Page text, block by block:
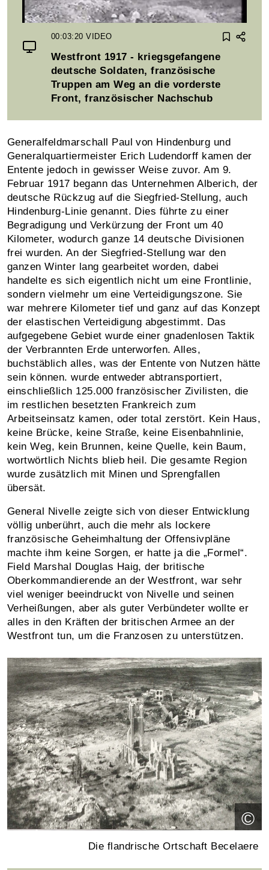
00:03:20VIDEO
Westfront 1917 - kriegsgefangene
deutsche Soldaten, französische
Truppen am Weg an die vorderste
Front, französischer Nachschub
Generalfeldmarschall Paul von Hindenburg und
Generalquartiermeister Erich Ludendorff kamen der
Entente jedoch in gewisser Weise zuvor. Am 9.
Februar 1917 begann das Unternehmen Alberich, der
deutsche Rückzug auf die Siegfried-Stellung, auch
Hindenburg-Linie genannt. Dies führte zu einer
Begradigung und Verkürzung der Front um 40
Kilometer, wodurch ganze 14 deutsche Divisionen
frei wurden. An der Siegfried-Stellung war den
ganzen Winter lang gearbeitet worden, dabei
handelte es sich eigentlich nicht um eine Frontlinie,
sondern vielmehr um eine Verteidigungszone. Sie
war mehrere Kilometer tief und ganz auf das Konzept
der elastischen Verteidigung abgestimmt. Das
aufgegebene Gebiet wurde einer gnadenlosen Taktik
der Verbrannten Erde unterworfen. Alles,
buchstäblich alles, was der Entente von Nutzen hätte
sein können. wurde entweder abtransportiert,
einschließlich 125.000 französischer Zivilisten, die
im restlichen besetzten Frankreich zum
Arbeitseinsatz kamen, oder total zerstört. Kein Haus,
keine Brücke, keine Straße, keine Eisenbahnlinie,
kein Weg, kein Brunnen, keine Quelle, kein Baum,
wortwörtlich Nichts blieb heil. Die gesamte Region
wurde zusätzlich mit Minen und Sprengfallen
übersät.
General Nivelle zeigte sich von dieser Entwicklung
völlig unberührt, auch die mehr als lockere
französische Geheimhaltung der Offensivpläne
machte ihm keine Sorgen, er hatte ja die „Formel“.
Field Marshal Douglas Haig, der britische
Oberkommandierende an der Westfront, war sehr
viel weniger beeindruckt von Nivelle und seinen
Verheißungen, aber als guter Verbündeter wollte er
alles in den Kräften der britischen Armee an der
Westfront tun, um die Franzosen zu unterstützen.
©
Die flandrische Ortschaft Becelaere